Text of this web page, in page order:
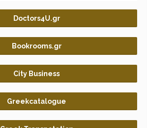
Doctors4U.gr
Bookrooms.gr
City Business
Greekcatalogue